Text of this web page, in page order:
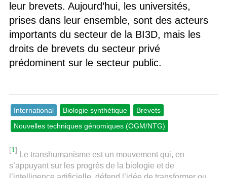
leur brevets. Aujourd’hui, les universités,
prises dans leur ensemble, sont des acteurs
importants du secteur de la BI3D, mais les
droits de brevets du secteur privé
prédominent sur le secteur public.
International Biologie synthétique
Brevets
Nouvelles techniques génomiques (OGM/NTG)
[1]
Le transhumanisme est un mouvement qui, en
s’appuyant sur les progrès de la biologie et de